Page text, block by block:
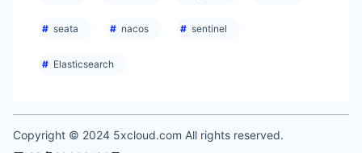
seata nacos sentinel
Elasticsearch
Copyright © 2024 5xcloud.com All rights reserved.